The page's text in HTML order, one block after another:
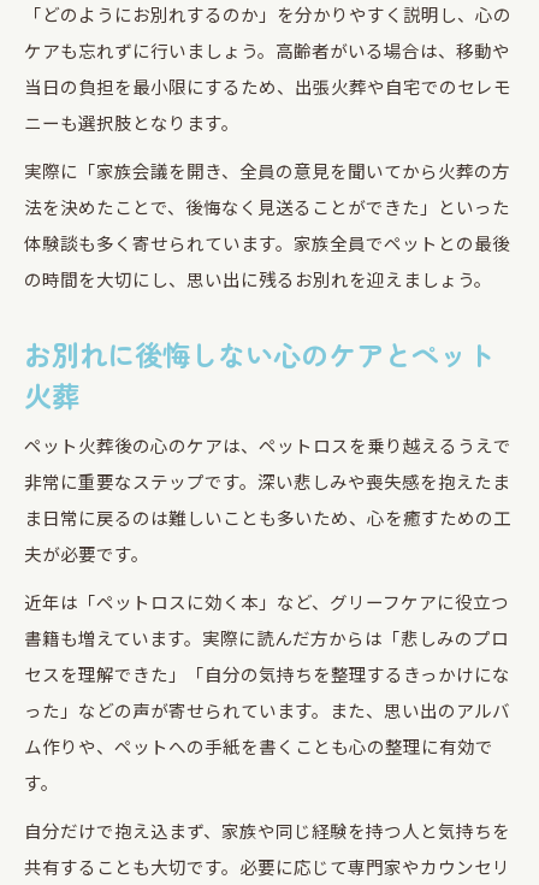
「どのようにお別れするのか」を分かりやすく説明し、心の
ケアも忘れずに行いましょう。高齢者がいる場合は、移動や
当日の負担を最小限にするため、出張火葬や自宅でのセレモ
ニーも選択肢となります。
実際に「家族会議を開き、全員の意見を聞いてから火葬の方
法を決めたことで、後悔なく見送ることができた」といった
体験談も多く寄せられています。家族全員でペットとの最後
の時間を大切にし、思い出に残るお別れを迎えましょう。
お別れに後悔しない心のケアとペット
火葬
ペット火葬後の心のケアは、ペットロスを乗り越えるうえで
非常に重要なステップです。深い悲しみや喪失感を抱えたま
ま日常に戻るのは難しいことも多いため、心を癒すための工
夫が必要です。
近年は「ペットロスに効く本」など、グリーフケアに役立つ
書籍も増えています。実際に読んだ方からは「悲しみのプロ
セスを理解できた」「自分の気持ちを整理するきっかけにな
った」などの声が寄せられています。また、思い出のアルバ
ム作りや、ペットへの手紙を書くことも心の整理に有効で
す。
自分だけで抱え込まず、家族や同じ経験を持つ人と気持ちを
共有することも大切です。必要に応じて専門家やカウンセリ